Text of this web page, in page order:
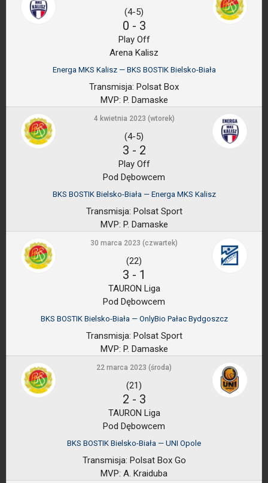
(4-5)
0 - 3
Play Off
Arena Kalisz
Energa MKS Kalisz — BKS BOSTIK Bielsko-Biała
Transmisja: Polsat Box
MVP: P. Damaske
4 kwietnia 2023 (wtorek)
(4-5)
3 - 2
Play Off
Pod Dębowcem
BKS BOSTIK Bielsko-Biała — Energa MKS Kalisz
Transmisja: Polsat Sport
MVP: P. Damaske
30 marca 2023 (czwartek)
(22)
3 - 1
TAURON Liga
Pod Dębowcem
BKS BOSTIK Bielsko-Biała — OnlyBio Pałac Bydgoszcz
Transmisja: Polsat Sport
MVP: P. Damaske
22 marca 2023 (środa)
(21)
2 - 3
TAURON Liga
Pod Dębowcem
BKS BOSTIK Bielsko-Biała — UNI Opole
Transmisja: Polsat Box Go
MVP: A. Kraiduba